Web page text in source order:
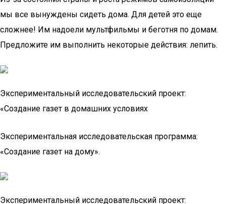
мы все вынуждены сидеть дома. Для детей это еще
сложнее! Им надоели мультфильмы и беготня по домам.
Предложите им выполнить некоторые действия: лепить.
Экспериментальный исследовательский проект:
«Создание газет в домашних условиях
Экспериментальная исследовательская программа:
«Создание газет на дому».
Экспериментальный исследовательский проект: